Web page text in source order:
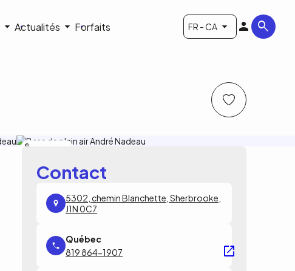
Actualités Forfaits FR - CA
Contact
5302, chemin Blanchette, Sherbrooke,
J1N 0C7
819 864-1907